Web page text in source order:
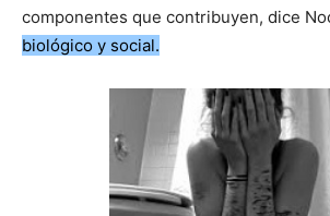
componentes que contribuyen, dice
biológico y social.